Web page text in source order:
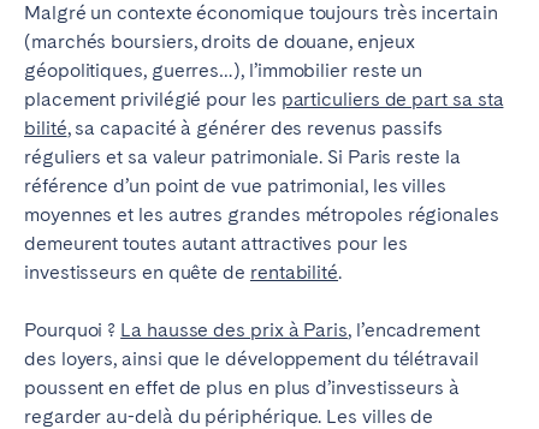
Malgré un contexte économique toujours très incertain
(marchés boursiers, droits de douane, enjeux
géopolitiques, guerres…), l’immobilier reste un
placement privilégié pour les particuliers de part sa sta
bilité, sa capacité à générer des revenus passifs
réguliers et sa valeur patrimoniale. Si Paris reste la
référence d’un point de vue patrimonial, les villes
moyennes et les autres grandes métropoles régionales
demeurent toutes autant attractives pour les
investisseurs en quête de rentabilité.
Pourquoi ? La hausse des prix à Paris, l’encadrement
des loyers, ainsi que le développement du télétravail
poussent en effet de plus en plus d’investisseurs à
regarder au-delà du périphérique. Les villes de
Leiria
Lisbonne
Porto
Setúbal
Viana do Castelo
MADÈRE
AZORES
Ponta Delgada
Aller sur la page globale